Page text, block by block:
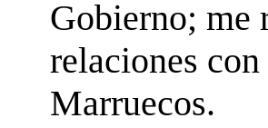
Gobierno; me
relaciones
Marruecos.